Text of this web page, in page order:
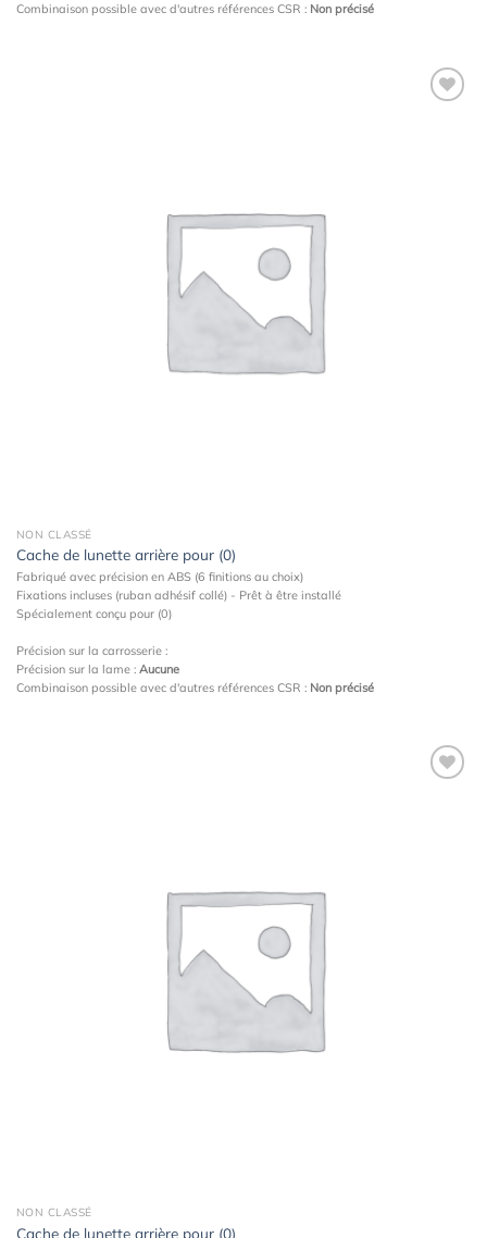
Combinaison possible avec d'autres références CSR : Non précisé
NON CLASSÉ
Cache de lunette arrière pour (0)
Fabriqué avec précision en ABS (6 finitions au choix)
Fixations incluses (ruban adhésif collé) - Prêt à être installé
Spécialement conçu pour (0)
Précision sur la carrosserie :
Précision sur la lame : Aucune
Combinaison possible avec d'autres références CSR : Non précisé
NON CLASSÉ
Cache de lunette arrière pour (0)